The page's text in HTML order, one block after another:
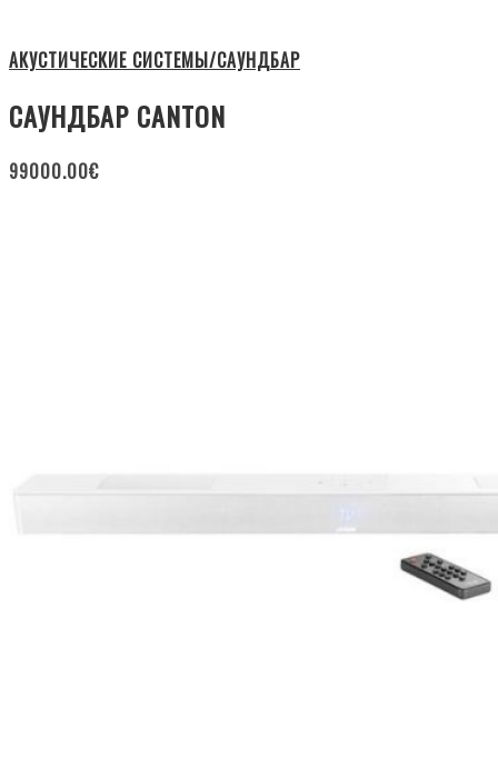
АКУСТИЧЕСКИЕ СИСТЕМЫ/САУНДБАР
САУНДБАР CANTON
99000.00€